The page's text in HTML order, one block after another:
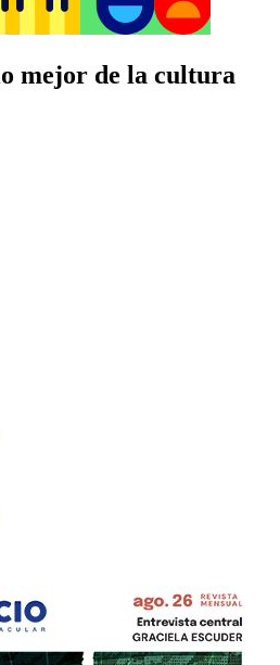
mejor de la cultura